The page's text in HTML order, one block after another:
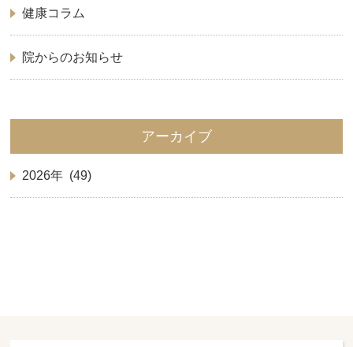
健康コラム
院からのお知らせ
アーカイブ
2026年 (49)